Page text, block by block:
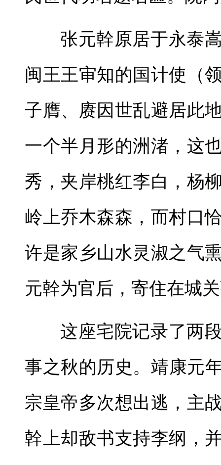
张元幹原居于永泰
闽王王审知的国计使（
子膺、赓因世乱避居此
一个半月形的洲渚，这
秀，夹岸桃红李白，杨
岭上乔木森森，而村口
许是家乡山水灵淑之气
元幹为官后，寄住在城
这座宅院记录了两
事之秋的历史。靖康元
宗皇帝多次想出逃，主
幹上却敌书支持李纲，